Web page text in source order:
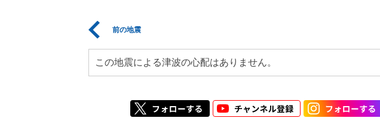
前の地震
この地震による津波の心配はありません。